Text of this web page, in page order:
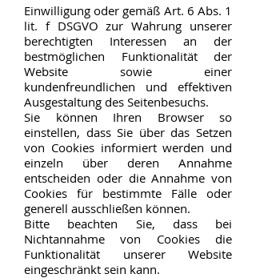
Einwilligung oder gemäß Art. 6 Abs. 1
lit. f DSGVO zur Wahrung unserer
berechtigten Interessen an der
bestmöglichen Funktionalität der
Website sowie einer
kundenfreundlichen und effektiven
Ausgestaltung des Seitenbesuchs.
Sie können Ihren Browser so
einstellen, dass Sie über das Setzen
von Cookies informiert werden und
einzeln über deren Annahme
entscheiden oder die Annahme von
Cookies für bestimmte Fälle oder
generell ausschließen können.
Bitte beachten Sie, dass bei
Nichtannahme von Cookies die
Funktionalität unserer Website
eingeschränkt sein kann.